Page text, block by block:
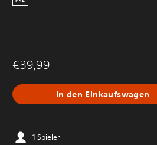
€39,99
In den Einkaufswagen
1 Spieler